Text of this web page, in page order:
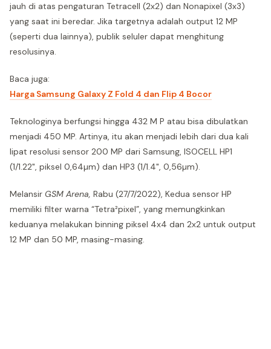
jauh di atas pengaturan Tetracell (2x2) dan Nonapixel (3x3)
yang saat ini beredar. Jika targetnya adalah output 12 MP
(seperti dua lainnya), publik seluler dapat menghitung
resolusinya.
Baca juga:
Harga Samsung Galaxy Z Fold 4 dan Flip 4 Bocor
Teknologinya berfungsi hingga 432 M P atau bisa dibulatkan
menjadi 450 MP. Artinya, itu akan menjadi lebih dari dua kali
lipat resolusi sensor 200 MP dari Samsung, ISOCELL HP1
(1/1.22", piksel 0,64µm) dan HP3 (1/1.4", 0,56µm).
Melansir GSM Arena, Rabu (27/7/2022), Kedua sensor HP
memiliki filter warna “Tetra²pixel”, yang memungkinkan
keduanya melakukan binning piksel 4x4 dan 2x2 untuk output
12 MP dan 50 MP, masing-masing.